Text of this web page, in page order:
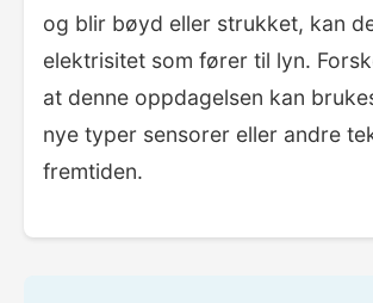
og blir bøyd eller strukket, kan
elektrisitet som fører til lyn.
at denne oppdagelsen kan
nye typer sensorer eller andre
fremtiden.